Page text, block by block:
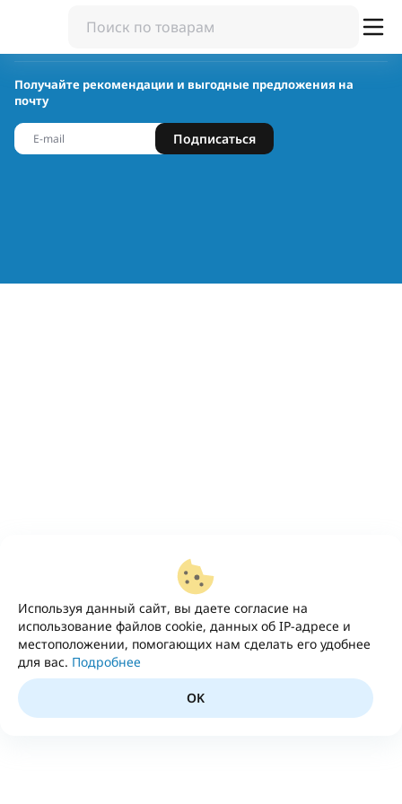
Используя данный сайт, вы даете согласие на
использование файлов cookie, данных об IP-адресе и
местоположении, помогающих нам сделать его удобнее
для вас. Подробнее
OK
Получайте рекомендации и выгодные предложения на
почту
Подписаться